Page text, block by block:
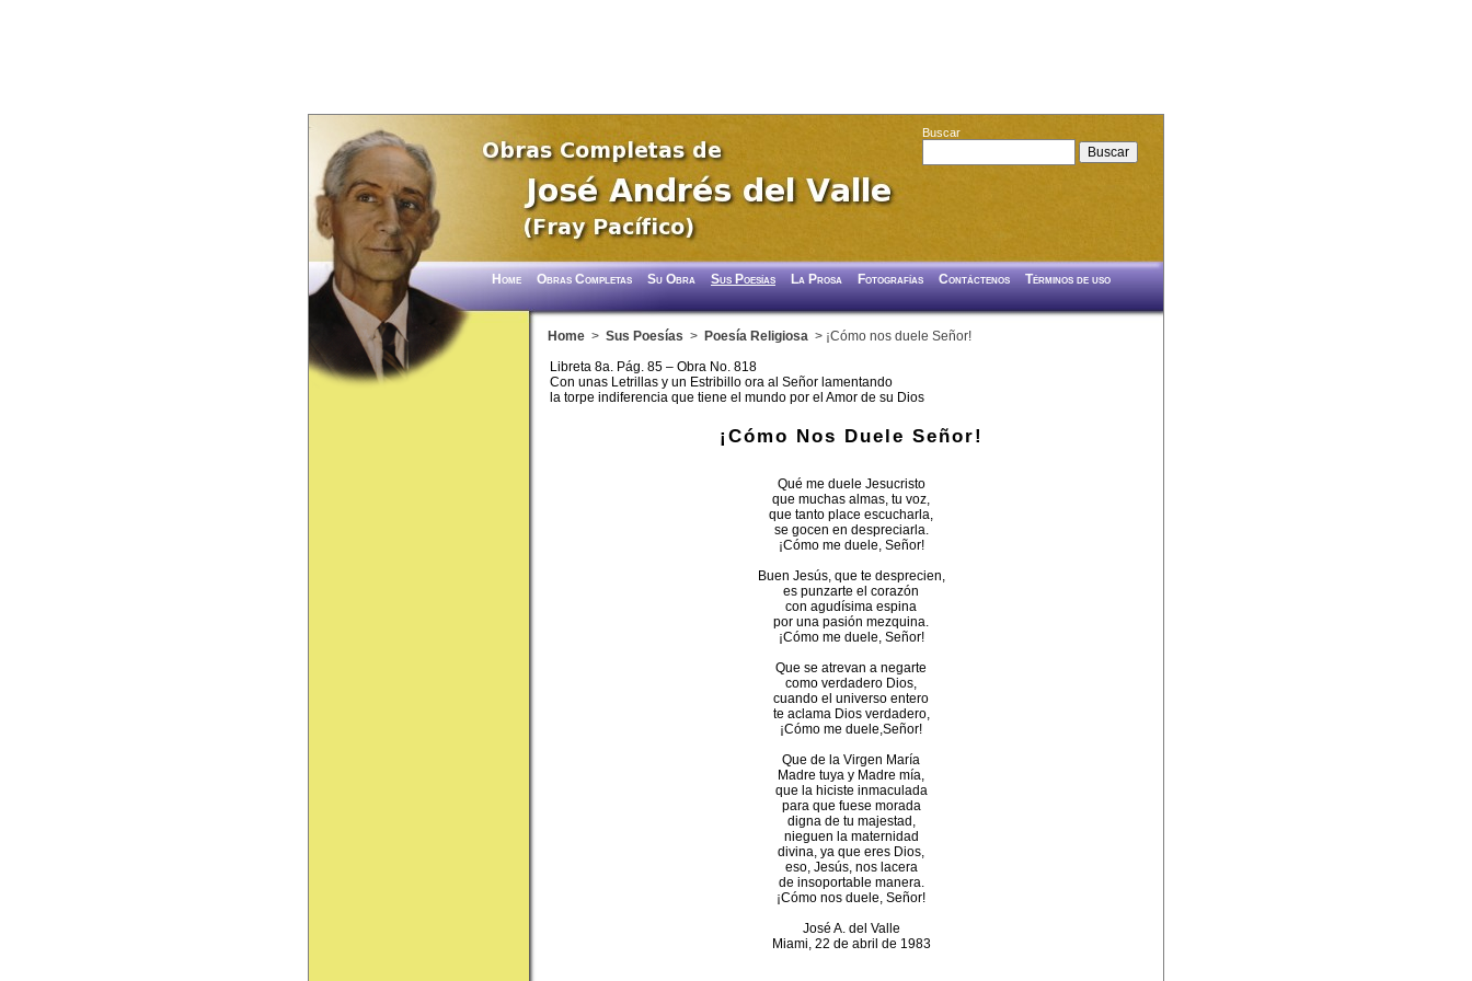
Home Obras Completas Su Obra Sus Poesías La Prosa Fotografías Contáctenos Términos de uso
Buscar
Home > Sus Poesías > Poesía Religiosa > ¡Cómo nos duele Señor!
Libreta 8a. Pág. 85 – Obra No. 818
Con unas Letrillas y un Estribillo ora al Señor lamentando
la torpe indiferencia que tiene el mundo por el Amor de su Dios
¡Cómo Nos Duele Señor!
Qué me duele Jesucristo
que muchas almas, tu voz,
que tanto place escucharla,
se gocen en despreciarla.
¡Cómo me duele, Señor!
Buen Jesús, que te desprecien,
es punzarte el corazón
con agudísima espina
por una pasión mezquina.
¡Cómo me duele, Señor!
Que se atrevan a negarte
como verdadero Dios,
cuando el universo entero
te aclama Dios verdadero,
¡Cómo me duele,Señor!
Que de la Virgen María
Madre tuya y Madre mía,
que la hiciste inmaculada
para que fuese morada
digna de tu majestad,
nieguen la maternidad
divina, ya que eres Dios,
eso, Jesús, nos lacera
de insoportable manera.
¡Cómo nos duele, Señor!
José A. del Valle
Miami, 22 de abril de 1983